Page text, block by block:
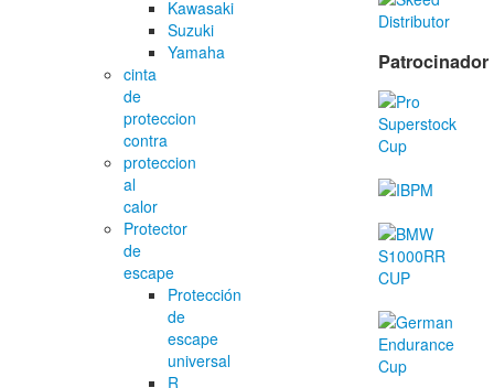
Kawasaki
Suzuki
Yamaha
cinta
de
proteccion
contra
proteccion
al
calor
Protector
de
escape
Protección
de
escape
universal
R
Patrocinador